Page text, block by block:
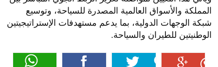
المملكة والأسواق العالمية المصدرة للسياحة، وتوسيع
شبكة الوجهات الدولية، بما يدعم مستهدفات الإستراتيجيتين
الوطنيتين للطيران والسياحة.